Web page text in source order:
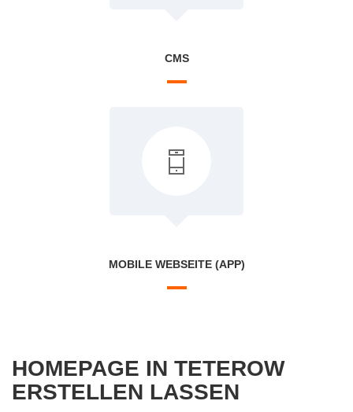
CMS
MOBILE WEBSEITE (APP)
HOMEPAGE IN TETEROW
ERSTELLEN LASSEN